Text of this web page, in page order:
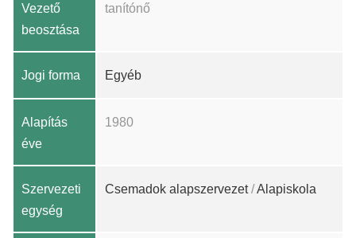
Vezető
beosztása
tanítónő
Jogi forma Egyéb
Alapítás
éve
1980
Szervezeti
egység
Csemadok alapszervezet/Alapiskola